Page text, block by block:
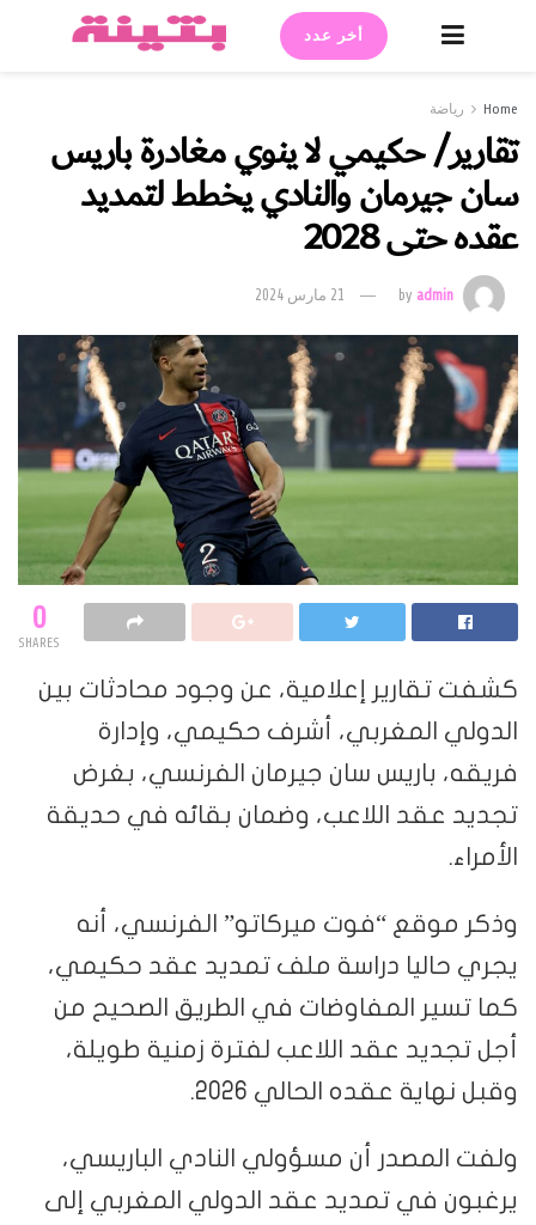
أخر عدد
Home رياضة
تقارير/ حكيمي لا ينوي مغادرة باريس
سان جيرمان والنادي يخطط لتمديد
عقده حتى 2028
byadmin 21 مارس 2024
0
SHARES
كشفت تقارير إعلامية، عن وجود محادثات بين
الدولي المغربي، أشرف حكيمي، وإدارة
فريقه، باريس سان جيرمان الفرنسي، بغرض
تجديد عقد اللاعب، وضمان بقائه في حديقة
الأمراء.
وذكر موقع “فوت ميركاتو” الفرنسي، أنه
يجري حاليا دراسة ملف تمديد عقد حكيمي،
كما تسير المفاوضات في الطريق الصحيح من
أجل تجديد عقد اللاعب لفترة زمنية طويلة،
وقبل نهاية عقده الحالي 2026.
ولفت المصدر أن مسؤولي النادي الباريسي،
يرغبون في تمديد عقد الدولي المغربي إلى